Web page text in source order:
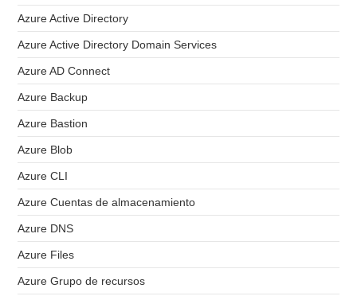
Azure Active Directory
Azure Active Directory Domain Services
Azure AD Connect
Azure Backup
Azure Bastion
Azure Blob
Azure CLI
Azure Cuentas de almacenamiento
Azure DNS
Azure Files
Azure Grupo de recursos